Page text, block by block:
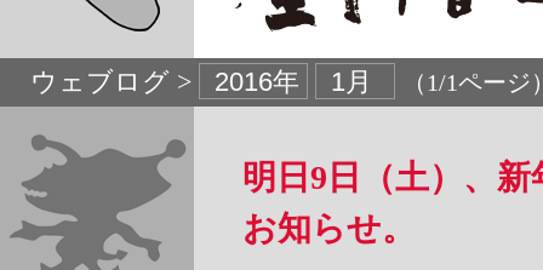
ウェブログ > （1/1ページ
明日9日（土）、
お知らせ。